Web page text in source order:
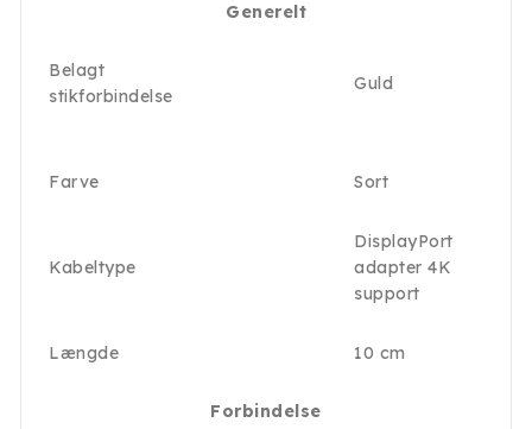
Generelt
Belagt
stikforbindelse
Guld
Farve Sort
Kabeltype
DisplayPort
adapter 4K
support
Længde 10 cm
Forbindelse